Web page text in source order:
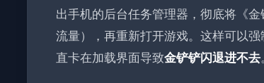
出手机的后台任务管理器，彻底将《
流量），再重新打开游戏。这样可以
直卡在加载界面导致金铲铲闪退进不去。